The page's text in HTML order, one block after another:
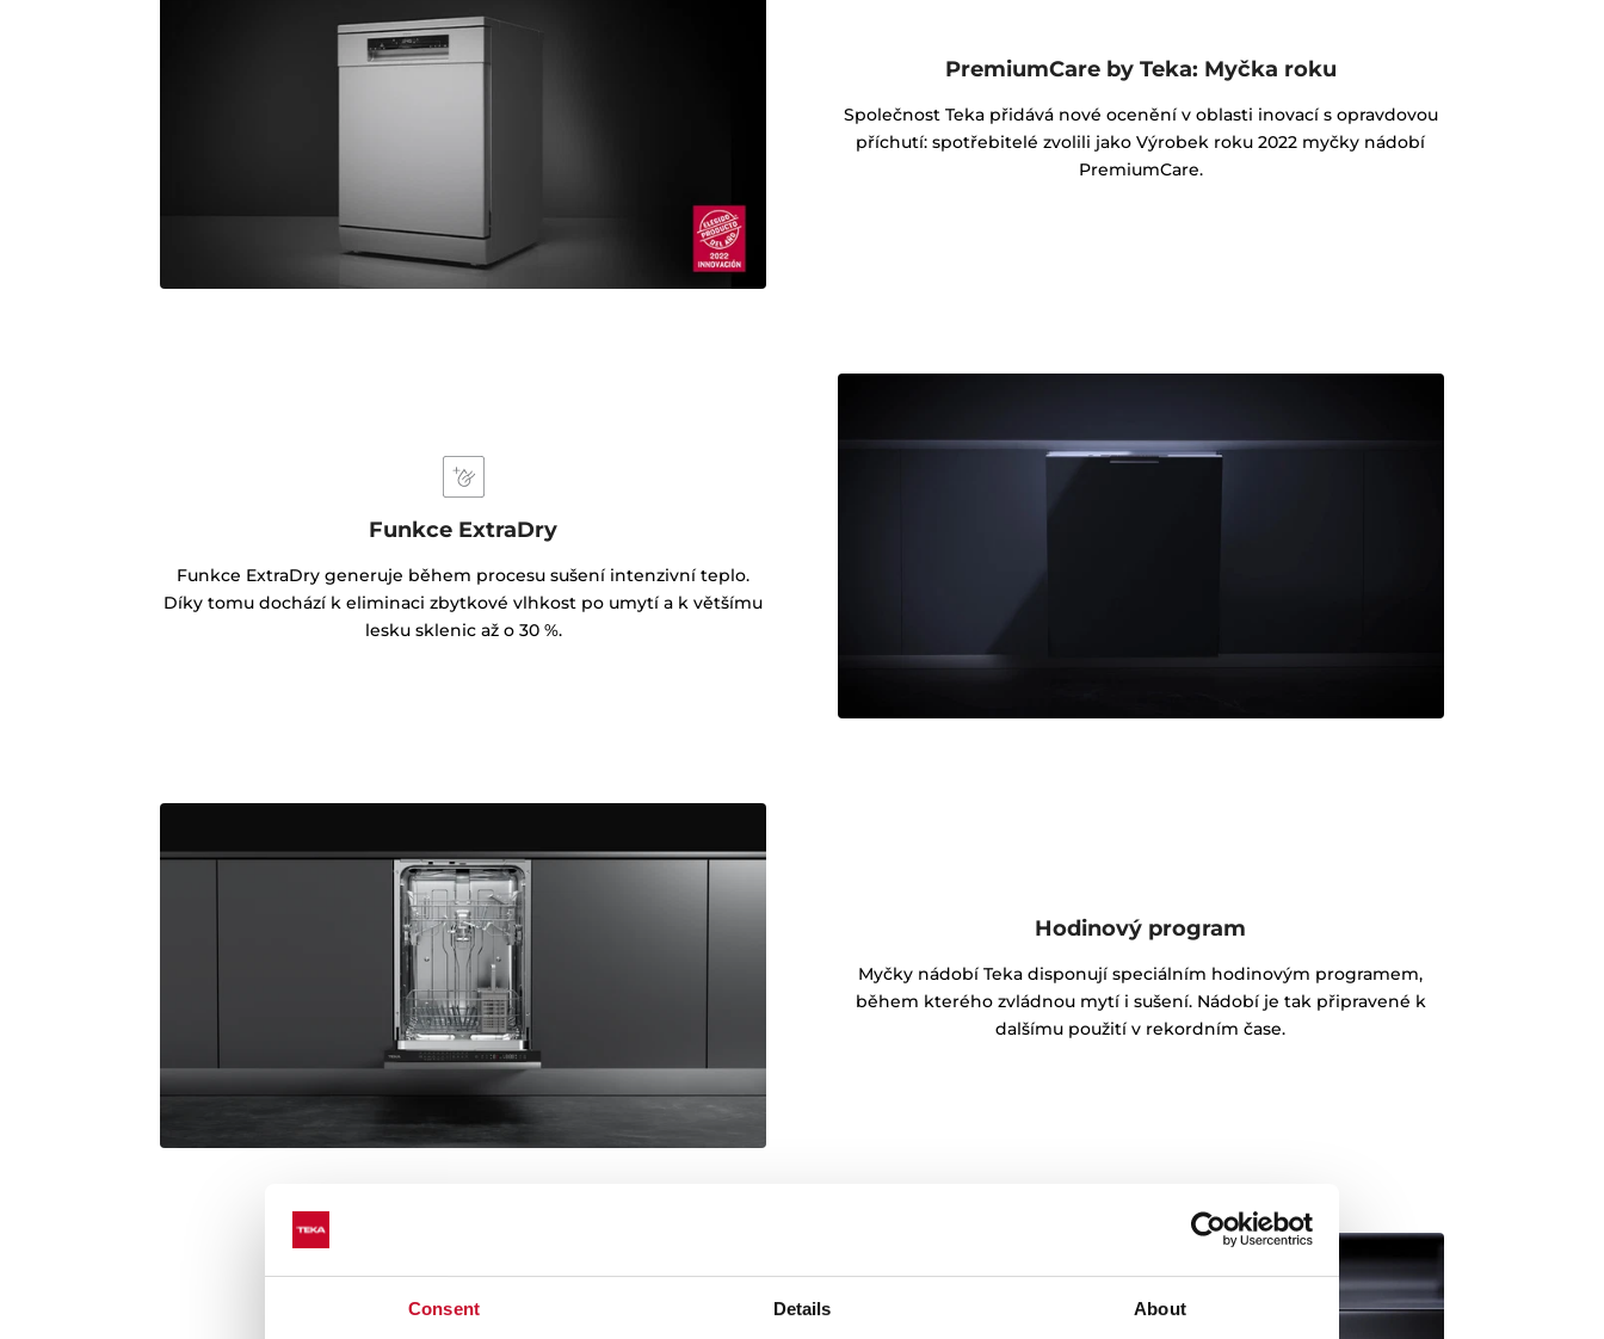
Consent Details About
PremiumCare by Teka: Myčka roku
Společnost Teka přidává nové ocenění v oblasti inovací s opravdovou
příchutí: spotřebitelé zvolili jako Výrobek roku 2022 myčky nádobí
PremiumCare.
Funkce ExtraDry
Funkce ExtraDry generuje během procesu sušení intenzivní teplo.
Díky tomu dochází k eliminaci zbytkové vlhkost po umytí a k většímu
lesku sklenic až o 30 %.
Hodinový program
Myčky nádobí Teka disponují speciálním hodinovým programem,
během kterého zvládnou mytí i sušení. Nádobí je tak připravené k
dalšímu použití v rekordním čase.